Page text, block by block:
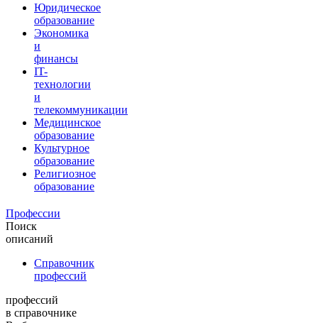
Юридическое
образование
Экономика
и
финансы
IT-
технологии
и
телекоммуникации
Медицинское
образование
Культурное
образование
Религиозное
образование
Профессии
Поиск
описаний
Справочник
профессий
профессий
в справочнике